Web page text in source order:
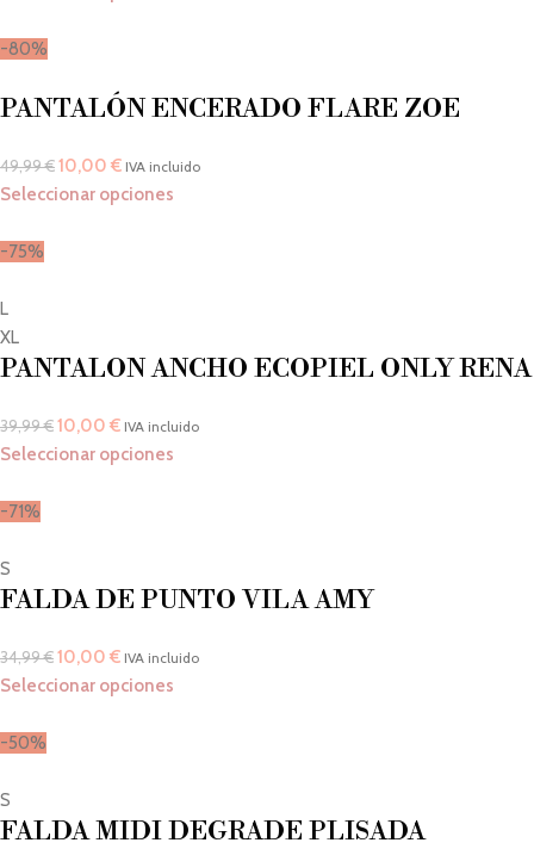
-80%
PANTALÓN ENCERADO FLARE ZOE
49,99€10,00 € IVA incluido
Seleccionar opciones
-75%
L
XL
PANTALON ANCHO ECOPIEL ONLY RENA
39,99€10,00 € IVA incluido
Seleccionar opciones
-71%
S
FALDA DE PUNTO VILA AMY
34,99€10,00 € IVA incluido
Seleccionar opciones
-50%
S
FALDA MIDI DEGRADE PLISADA